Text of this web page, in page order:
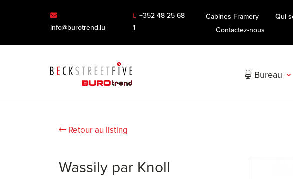
info@burotrend.lu
+352 48 25 68
1
Cabines Framery Qui
Contactez-nous
Bureau
Retour au listing
Wassily par Knoll